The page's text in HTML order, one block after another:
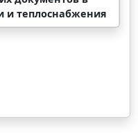
и теплоснабжения